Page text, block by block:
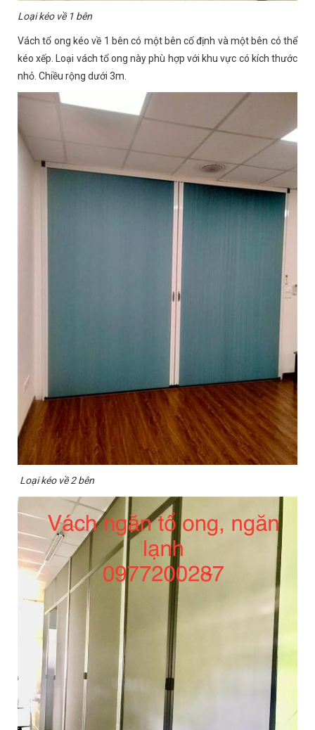
Loại kéo về 1 bên
Vách tổ ong kéo về 1 bên có một bên cố định và một bên có thể
kéo xếp. Loại vách tổ ong này phù hợp với khu vực có kích thước
nhỏ. Chiều rộng dưới 3m.
Loại kéo về 2 bên